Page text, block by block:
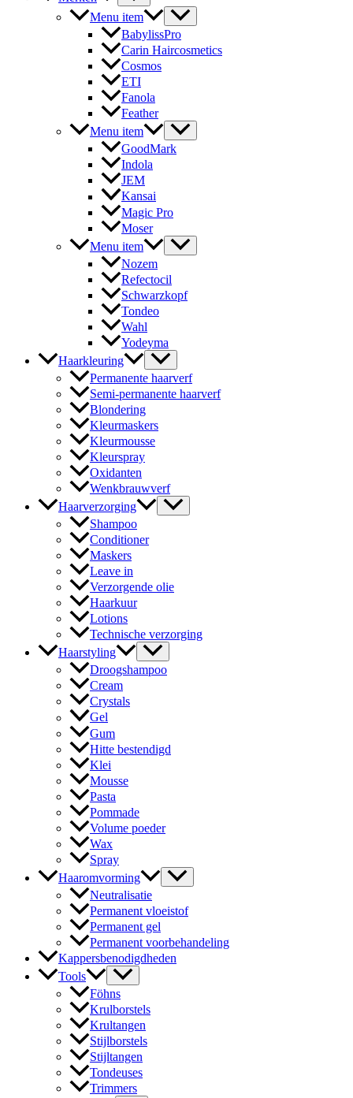
Menu item
BabylissPro
Carin Haircosmetics
Cosmos
ETI
Fanola
Feather
Menu item
GoodMark
Indola
JEM
Kansai
Magic Pro
Moser
Menu item
Nozem
Refectocil
Schwarzkopf
Tondeo
Wahl
Yodeyma
Haarkleuring
Permanente haarverf
Semi-permanente haarverf
Blondering
Kleurmaskers
Kleurmousse
Kleurspray
Oxidanten
Wenkbrauwverf
Haarverzorging
Shampoo
Conditioner
Maskers
Leave in
Verzorgende olie
Haarkuur
Lotions
Technische verzorging
Haarstyling
Droogshampoo
Cream
Crystals
Gel
Gum
Hitte bestendigd
Klei
Mousse
Pasta
Pommade
Volume poeder
Wax
Spray
Haaromvorming
Neutralisatie
Permanent vloeistof
Permanent gel
Permanent voorbehandeling
Kappersbenodigdheden
Tools
Föhns
Krulborstels
Krultangen
Stijlborstels
Stijltangen
Tondeuses
Trimmers